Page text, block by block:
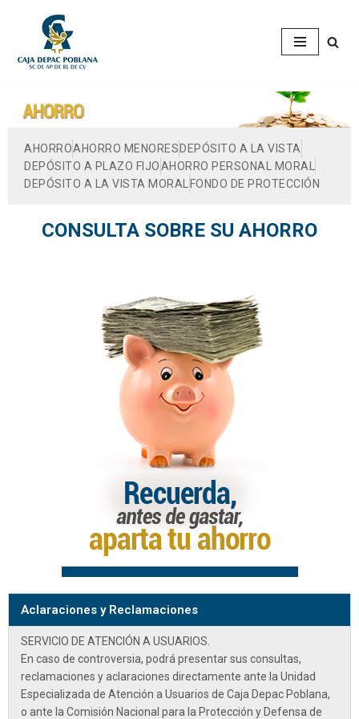
al
AHORROAHORRO MENORESDEPÓSITO A LA VISTA
DEPÓSITO A PLAZO FIJOAHORRO PERSONAL MORAL
DEPÓSITO A LA VISTA MORAL FONDO DE PROTECCIÓN
CONSULTA SOBRE SU AHORRO
Aclaraciones y Reclamaciones
SERVICIO DE ATENCIÓN A USUARIOS.
En caso de controversia, podrá presentar sus consultas,
reclamaciones y aclaraciones directamente ante la Unidad
Especializada de Atención a Usuarios de Caja Depac Poblana,
o ante la Comisión Nacional para la Protección y Defensa de